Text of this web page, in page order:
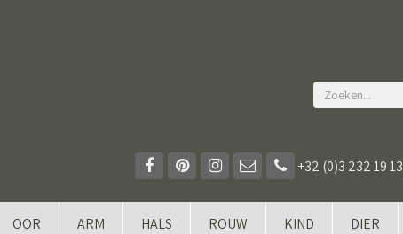
+32 (0)3 232 19 13
OOR ARM HALS ROUW KIND DIER